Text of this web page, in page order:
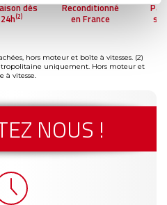
en France
Paiement
sécurisé
hors moteur et boîte à vitesses. (2)
uniquement. Hors moteur et
à vitesse.
NOUS !